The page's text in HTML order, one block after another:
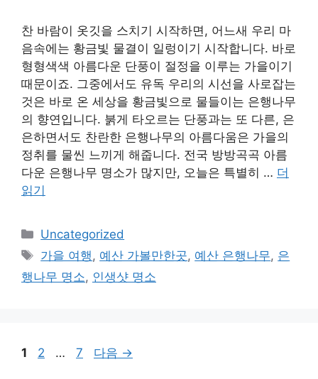
찬 바람이 옷깃을 스치기 시작하면, 어느새 우리 마
음속에는 황금빛 물결이 일렁이기 시작합니다. 바로
형형색색 아름다운 단풍이 절정을 이루는 가을이기
때문이죠. 그중에서도 유독 우리의 시선을 사로잡는
것은 바로 온 세상을 황금빛으로 물들이는 은행나무
의 향연입니다. 붉게 타오르는 단풍과는 또 다른, 은
은하면서도 찬란한 은행나무의 아름다움은 가을의
정취를 물씬 느끼게 해줍니다. 전국 방방곡곡 아름
다운 은행나무 명소가 많지만, 오늘은 특별히 … 더
읽기
카
테
고
리
Uncategorized
태
그
가을 여행 , 예산 가볼만한곳, 예산 은행나무, 은
행나무 명소, 인생샷 명소
페
1
페
2 …
페
7 다음 →